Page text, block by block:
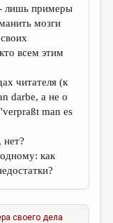
лишь примеры
мозги
всем этим
читателя (к
darbe, а не о
man es
нет?
как
своего дела